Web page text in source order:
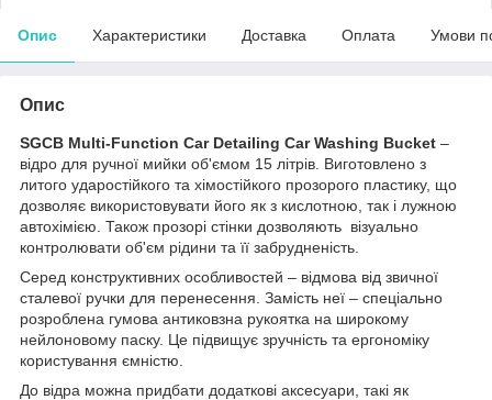
Опис Характеристики Доставка Оплата Умови
Опис
SGCB Multi-Function Car Detailing Car Washing Bucket –
відро для ручної мийки об'ємом 15 літрів. Виготовлено з
литого ударостійкого та хімостійкого прозорого пластику, що
дозволяє використовувати його як з кислотною, так і лужною
автохімією. Також прозорі стінки дозволяють візуально
контролювати об'єм рідини та її забрудненість.
Серед конструктивних особливостей – відмова від звичної
сталевої ручки для перенесення. Замість неї – спеціально
розроблена гумова антиковзна рукоятка на широкому
нейлоновому паску. Це підвищує зручність та ергономіку
користування ємністю.
До відра можна придбати додаткові аксесуари, такі як